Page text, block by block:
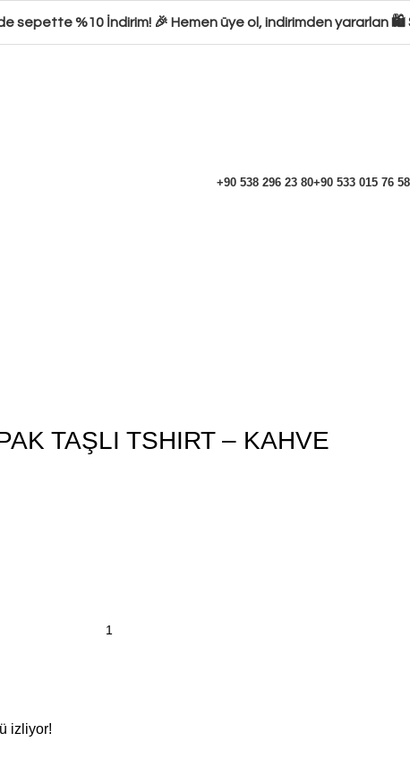
%10 İndirim! 🎉 Hemen üye ol, indirimden yararlan 🛍️
+90 538 296 23 80+90 533 015 76 58
TAŞLI TSHIRT – KAHVE
izliyor!